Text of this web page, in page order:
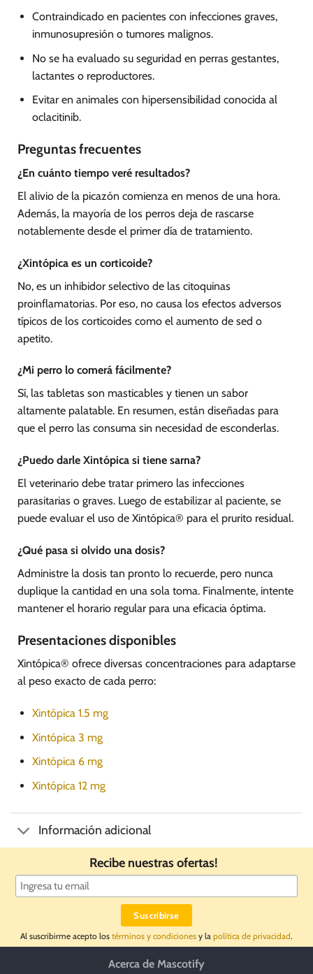
Contraindicado en pacientes con infecciones graves,
inmunosupresión o tumores malignos.
No se ha evaluado su seguridad en perras gestantes,
lactantes o reproductores.
Evitar en animales con hipersensibilidad conocida al
oclacitinib.
Preguntas frecuentes
¿En cuánto tiempo veré resultados?
El alivio de la picazón comienza en menos de una hora.
Además, la mayoría de los perros deja de rascarse
notablemente desde el primer día de tratamiento.
¿Xintópica es un corticoide?
No, es un inhibidor selectivo de las citoquinas
proinflamatorias. Por eso, no causa los efectos adversos
típicos de los corticoides como el aumento de sed o
apetito.
¿Mi perro lo comerá fácilmente?
Sí, las tabletas son masticables y tienen un sabor
altamente palatable. En resumen, están diseñadas para
que el perro las consuma sin necesidad de esconderlas.
¿Puedo darle Xintópica si tiene sarna?
El veterinario debe tratar primero las infecciones
parasitarias o graves. Luego de estabilizar al paciente, se
puede evaluar el uso de Xintópica® para el prurito residual.
¿Qué pasa si olvido una dosis?
Administre la dosis tan pronto lo recuerde, pero nunca
duplique la cantidad en una sola toma. Finalmente, intente
mantener el horario regular para una eficacia óptima.
Presentaciones disponibles
Xintópica® ofrece diversas concentraciones para adaptarse
al peso exacto de cada perro:
Xintópica 1.5 mg
Xintópica 3 mg
Xintópica 6 mg
Xintópica 12 mg
Información adicional
Recibe nuestras ofertas!
Al suscribirme acepto los términos y condiciones y la política de privacidad.
Acerca de Mascotify